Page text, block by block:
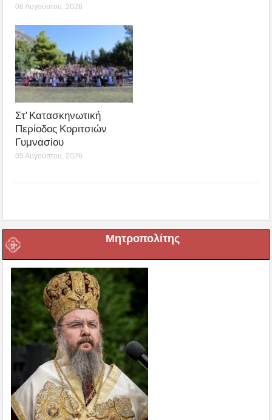
08 Αυγούστου, 2026
Στ’ Κατασκηνωτική
Περίοδος Κοριτσιών
Γυμνασίου
05 Αυγούστου, 2026
Μητροπολίτης